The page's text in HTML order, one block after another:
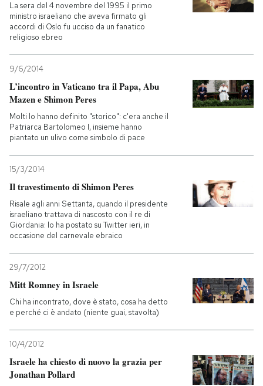
La sera del 4 novembre del 1995 il primo
ministro israeliano che aveva firmato gli
accordi di Oslo fu ucciso da un fanatico
religioso ebreo
9/6/2014
L’incontro in Vaticano tra il Papa, Abu
Mazen e Shimon Peres
Molti lo hanno definito "storico": c'era anche il
Patriarca Bartolomeo I, insieme hanno
piantato un ulivo come simbolo di pace
15/3/2014
Il travestimento di Shimon Peres
Risale agli anni Settanta, quando il presidente
israeliano trattava di nascosto con il re di
Giordania: lo ha postato su Twitter ieri, in
occasione del carnevale ebraico
29/7/2012
Mitt Romney in Israele
Chi ha incontrato, dove è stato, cosa ha detto
e perché ci è andato (niente guai, stavolta)
10/4/2012
Israele ha chiesto di nuovo la grazia per
Jonathan Pollard